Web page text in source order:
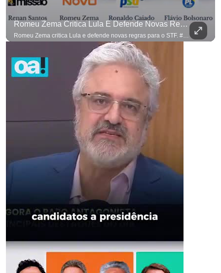
Romeu Zema Critica Lula E Defende Novas Regras Para O STF. #OAntagonista
Romeu Zema critica Lula e defende novas regras para o STF. #OAntagonista Se você busca informação com credibilidade, inscreva-se agora e ative o